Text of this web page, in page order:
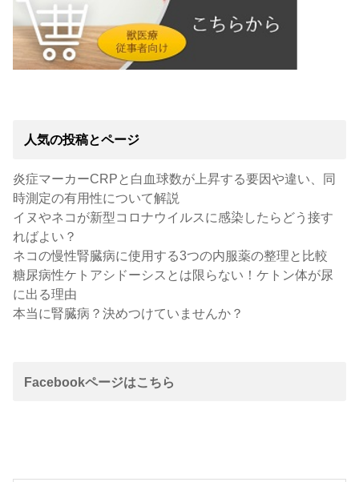
人気の投稿とページ
炎症マーカーCRPと白血球数が上昇する要因や違い、同
時測定の有用性について解説
イヌやネコが新型コロナウイルスに感染したらどう接す
ればよい？
ネコの慢性腎臓病に使用する3つの内服薬の整理と比較
糖尿病性ケトアシドーシスとは限らない！ケトン体が尿
に出る理由
本当に腎臓病？決めつけていませんか？
Facebookページはこちら